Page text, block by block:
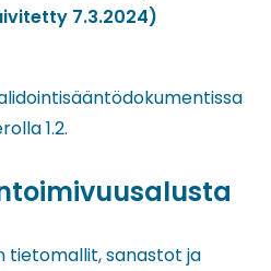
7.3.2024)
1.2.
tietomallit, sanastot ja